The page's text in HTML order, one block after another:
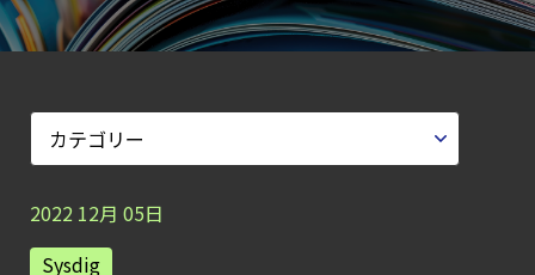
【ブログ】
AI
2022 12月 05日
Sysdig